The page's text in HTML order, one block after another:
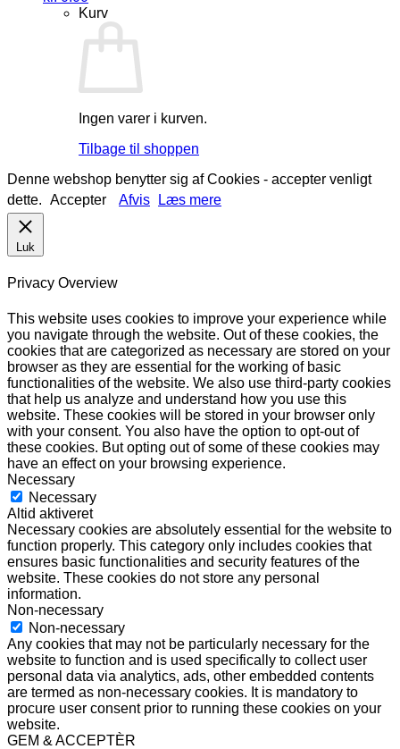
Kurv
Ingen varer i kurven.
Tilbage til shoppen
Denne webshop benytter sig af Cookies - accepter venligt
dette. Accepter Afvis Læs mere
Luk
Privacy Overview
This website uses cookies to improve your experience while
you navigate through the website. Out of these cookies, the
cookies that are categorized as necessary are stored on your
browser as they are essential for the working of basic
functionalities of the website. We also use third-party cookies
that help us analyze and understand how you use this
website. These cookies will be stored in your browser only
with your consent. You also have the option to opt-out of
these cookies. But opting out of some of these cookies may
have an effect on your browsing experience.
Necessary
Necessary
Altid aktiveret
Necessary cookies are absolutely essential for the website to
function properly. This category only includes cookies that
ensures basic functionalities and security features of the
website. These cookies do not store any personal
information.
Non-necessary
Non-necessary
Any cookies that may not be particularly necessary for the
website to function and is used specifically to collect user
personal data via analytics, ads, other embedded contents
are termed as non-necessary cookies. It is mandatory to
procure user consent prior to running these cookies on your
website.
GEM & ACCEPTÈR